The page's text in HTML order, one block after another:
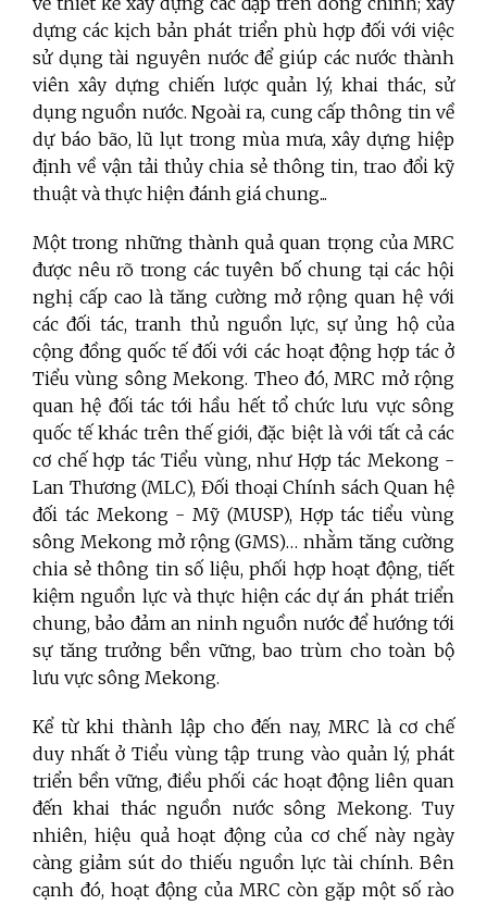
dựng các kịch bản phát triển phù hợp đối với việc
sử dụng tài nguyên nước để giúp các nước thành
viên xây dựng chiến lược quản lý, khai thác, sử
dụng nguồn nước. Ngoài ra, cung cấp thông tin về
dự báo bão, lũ lụt trong mùa mưa, xây dựng hiệp
định về vận tải thủy chia sẻ thông tin, trao đổi kỹ
thuật và thực hiện đánh giá chung...
Một trong những thành quả quan trọng của MRC
được nêu rõ trong các tuyên bố chung tại các hội
nghị cấp cao là tăng cường mở rộng quan hệ với
các đối tác, tranh thủ nguồn lực, sự ủng hộ của
cộng đồng quốc tế đối với các hoạt động hợp tác ở
Tiểu vùng sông Mekong. Theo đó, MRC mở rộng
quan hệ đối tác tới hầu hết tổ chức lưu vực sông
quốc tế khác trên thế giới, đặc biệt là với tất cả các
cơ chế hợp tác Tiểu vùng, như Hợp tác Mekong -
Lan Thương (MLC), Đối thoại Chính sách Quan hệ
đối tác Mekong - Mỹ (MUSP), Hợp tác tiểu vùng
sông Mekong mở rộng (GMS)… nhằm tăng cường
chia sẻ thông tin số liệu, phối hợp hoạt động, tiết
kiệm nguồn lực và thực hiện các dự án phát triển
chung, bảo đảm an ninh nguồn nước để hướng tới
sự tăng trưởng bền vững, bao trùm cho toàn bộ
lưu vực sông Mekong.
Kể từ khi thành lập cho đến nay, MRC là cơ chế
duy nhất ở Tiểu vùng tập trung vào quản lý, phát
triển bền vững, điều phối các hoạt động liên quan
đến khai thác nguồn nước sông Mekong. Tuy
nhiên, hiệu quả hoạt động của cơ chế này ngày
càng giảm sút do thiếu nguồn lực tài chính. Bên
cạnh đó, hoạt động của MRC còn gặp một số rào